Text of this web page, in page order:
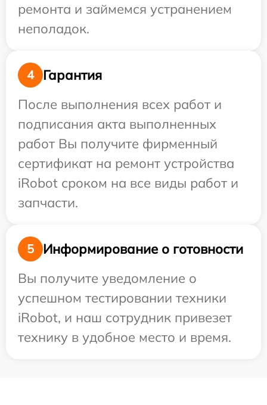
ремонта и займемся устранением
неполадок.
4
Гарантия
После выполнения всех работ и
подписания акта выполненных
работ Вы получите фирменный
сертификат на ремонт устройства
iRobot сроком на все виды работ и
запчасти.
5
Информирование о готовности
Вы получите уведомление о
успешном тестировании техники
iRobot, и наш сотрудник привезет
технику в удобное место и время.